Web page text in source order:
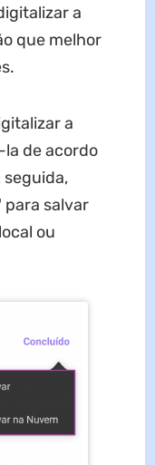
a
que melhor
a
de acordo
seguida,
para salvar
ou